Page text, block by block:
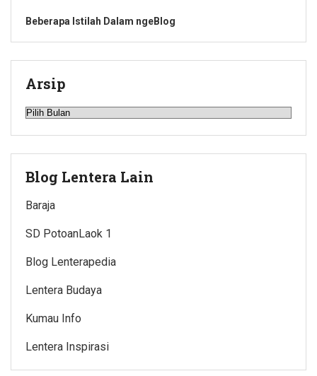
Beberapa Istilah Dalam ngeBlog
Arsip
Arsip
Blog Lentera Lain
Baraja
SD PotoanLaok 1
Blog Lenterapedia
Lentera Budaya
Kumau Info
Lentera Inspirasi